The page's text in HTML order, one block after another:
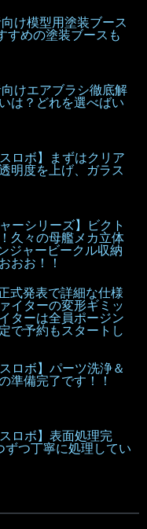
け模型用塗装ブース
すめの塗装ブースも
向けエアブラシ徹底解
は？どれを選べばい
ロボ】まずはクリア
明度を上げ、ガラス
ーシリーズ】ビクト
久々の母艦メカ立体
ジャービークル収納
おお！！
式発表で詳細な仕様
イターの変形ギミッ
ターは全員ポージン
で予約もスタートし
ロボ】パーツ洗浄＆
準備完了です！！
ロボ】表面処理完
つ丁寧に処理してい